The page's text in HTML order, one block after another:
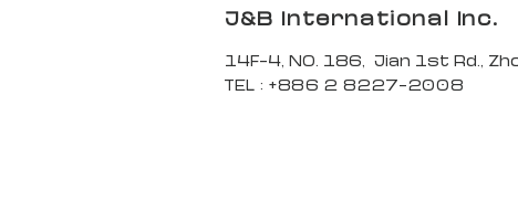
J&B International Inc.
14F-4, NO. 186, Jian 1st Rd.,
TEL : +886 2 8227-2008